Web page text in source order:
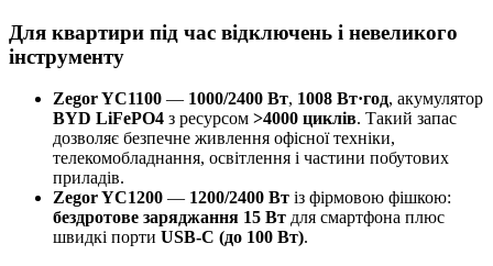
Для квартири під час відключень і невеликого
інструменту
Zegor YC1100 — 1000/2400 Вт, 1008 Вт·год, акумулятор
BYD LiFePO4 з ресурсом >4000 циклів. Такий запас
дозволяє безпечне живлення офісної техніки,
телекомобладнання, освітлення і частини побутових
приладів.
Zegor YC1200 — 1200/2400 Вт із фірмовою фішкою:
бездротове заряджання 15 Вт для смартфона плюс
швидкі порти USB-C (до 100 Вт).